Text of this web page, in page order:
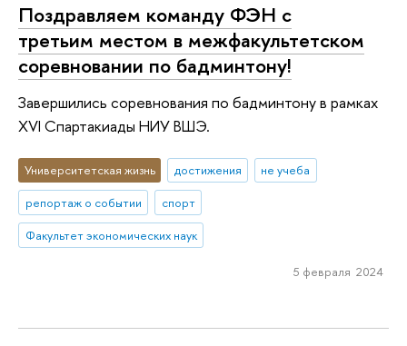
Поздравляем команду ФЭН с
третьим местом в межфакультетском
соревновании по бадминтону!
Завершились соревнования по бадминтону в рамках
XVI Спартакиады НИУ ВШЭ.
Университетская жизнь достижения
не учеба
репортаж о событии
спорт
Факультет экономических наук
5 февраля 2024